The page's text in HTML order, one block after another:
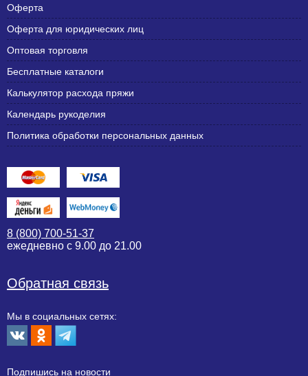
Оферта
Оферта для юридических лиц
Оптовая торговля
Бесплатные каталоги
Калькулятор расхода пряжи
Календарь рукоделия
Политика обработки персональных данных
8 (800) 700-51-37
ежедневно с 9.00 до 21.00
Обратная связь
Мы в социальных сетях:
Подпишиcь на новости